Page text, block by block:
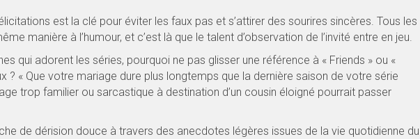
est la clé pour éviter les faux pas et s’attirer des sourires sincères. Tous les
manière à l’humour, et c’est là que le talent d’observation de l’invité entre en jeu.
qui adorent les séries, pourquoi ne pas glisser une référence à « Friends » ou «
? « Que votre mariage dure plus longtemps que la dernière saison de votre série
trop familier ou sarcastique à destination d’un cousin éloigné pourrait passer
de dérision douce à travers des anecdotes légères issues de la vie quotidienne du